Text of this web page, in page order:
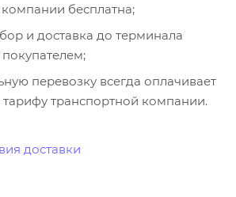
бесплатна;
и доставка до терминала
перевозку всегда оплачивает
тарифу транспортной компании.
доставки